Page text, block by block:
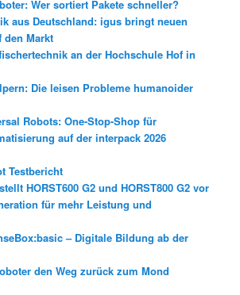
Wer sortiert Pakete schneller?
aus Deutschland: igus bringt neuen
den Markt
an der Hochschule Hof in
Die leisen Probleme humanoider
Robots: One-Stop-Shop für
auf der interpack 2026
Testbericht
HORST600 G2 und HORST800 G2 vor
für mehr Leistung und
– Digitale Bildung ab der
den Weg zurück zum Mond